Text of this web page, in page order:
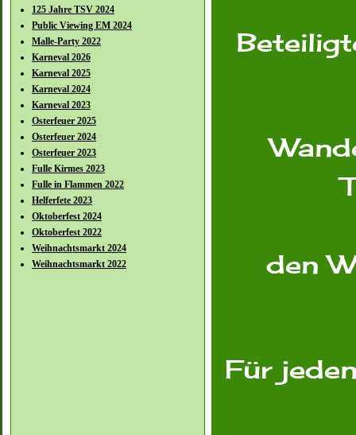
125 Jahre TSV 2024
Public Viewing EM 2024
Malle-Party 2022
Karneval 2026
Karneval 2025
Karneval 2024
Karneval 2023
Osterfeuer 2025
Osterfeuer 2024
Osterfeuer 2023
Fulle Kirmes 2023
Fulle in Flammen 2022
Helferfete 2023
Oktoberfest 2024
Oktoberfest 2022
Weihnachtsmarkt 2024
Weihnachtsmarkt 2022
den
Für